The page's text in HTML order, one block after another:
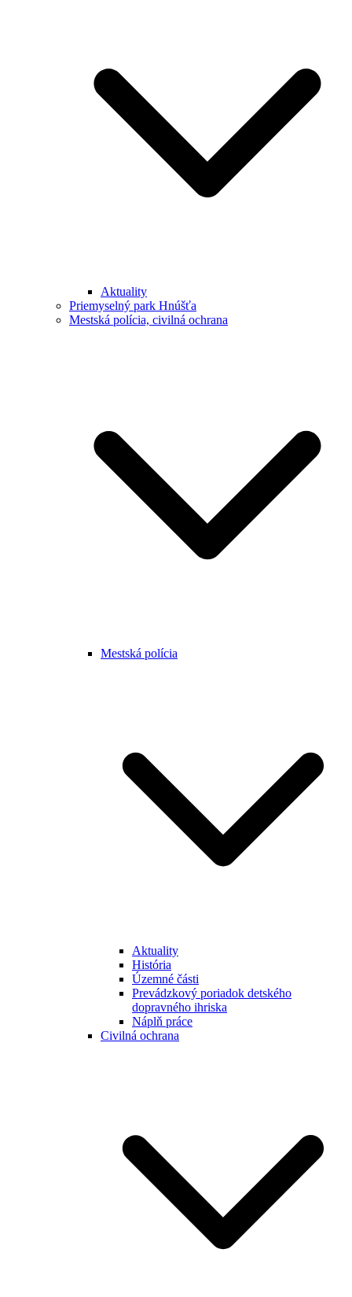
Aktuality
Priemyselný park Hnúšťa
Mestská polícia, civilná ochrana
Mestská polícia
Aktuality
História
Územné části
Prevádzkový poriadok detského
dopravného ihriska
Náplň práce
Civilná ochrana